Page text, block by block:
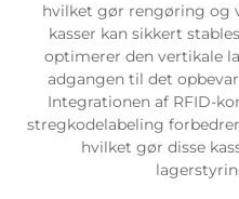
hvilket gør rengøring og
kasser kan sikkert
optimerer den vertikale
adgangen til det
Integrationen af RFID-
stregkodelabeling
hvilket gør disse